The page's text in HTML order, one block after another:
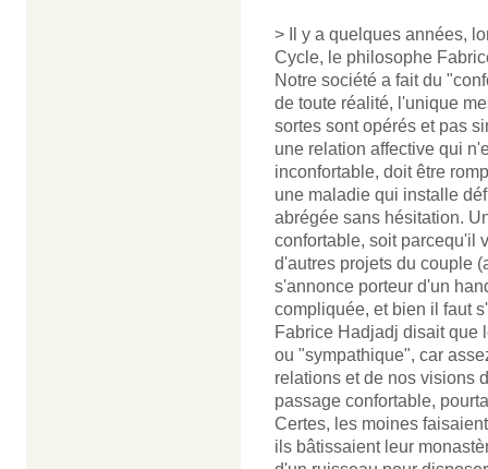
> Il y a quelques années,
Cycle, le philosophe
Notre société a fait du
de toute réalité, l'unique
sortes sont opérés et pas
une relation affective qui
inconfortable, doit être
une maladie qui installe
abrégée sans hésitation.
confortable, soit parcequ'il
d'autres projets du couple
s'annonce porteur d'un
compliquée, et bien il faut
Fabrice Hadjadj disait que
ou "sympathique", car
relations et de nos visions
passage confortable,
Certes, les moines
ils bâtissaient leur